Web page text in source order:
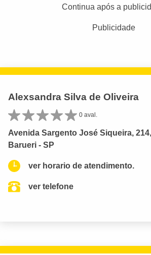
Continua após a
Publicidade
Alexsandra Silva de Oliveira
0 aval.
Avenida Sargento José Siqueira,
Barueri - SP
ver horario de atendimento.
ver telefone